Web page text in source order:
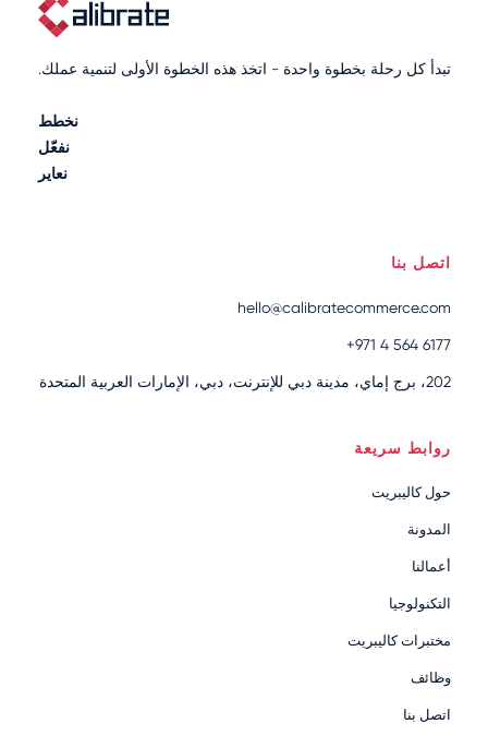
تبدأ كل رحلة بخطوة واحدة - اتخذ هذه الخطوة الأولى لتنمية عملك.
نخطط
نفعّل
نعاير
اتصل بنا
hello@calibratecommerce.com
+971 4 564 6177
202، برج إماي، مدينة دبي للإنترنت، دبي، الإمارات العربية المتحدة
روابط سريعة
حول كاليبريت
المدونة
أعمالنا
التكنولوجيا
مختبرات كاليبريت
وظائف
اتصل بنا